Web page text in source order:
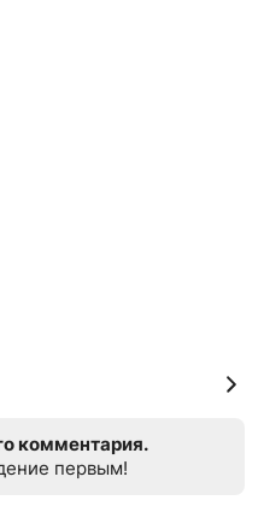
комментария.
первым!